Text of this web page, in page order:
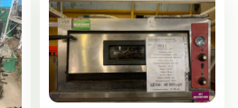
ОБОРУДОВАНИЕ